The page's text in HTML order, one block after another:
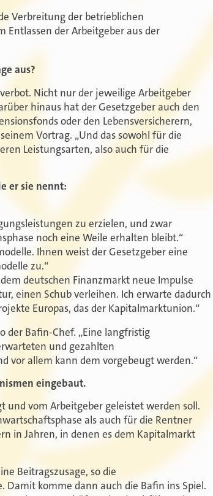
Verbreitung der betrieblichen
Entlassen der Arbeitgeber aus der
aus?
Nicht nur der jeweilige Arbeitgeber
hinaus hat der Gesetzgeber auch den
oder den Lebensversicherern,
Vortrag. „Und das sowohl für die
Leistungsarten, also auch für die
er sie nennt:
zu erzielen, und zwar
noch eine Weile erhalten bleibt.“
Ihnen weist der Gesetzgeber eine
zu.“
deutschen Finanzmarkt neue Impulse
einen Schub verleihen. Ich erwarte dadurch
Europas, das der Kapitalmarktunion.“
der Bafin-Chef. „Eine langfristig
und gezahlten
vor allem kann dem vorgebeugt werden.“
eingebaut.
und vom Arbeitgeber geleistet werden soll.
als auch für die Rentner
in Jahren, in denen es dem Kapitalmarkt
Beitragszusage, so die
Damit komme dann auch die Bafin ins Spiel.